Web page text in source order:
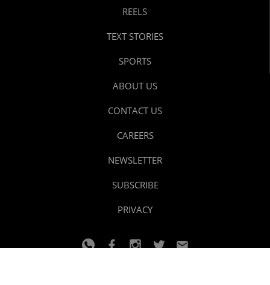
REELS
TEXT STORIES
SPORTS
ABOUT US
CONTACT US
CAREERS
NEWSLETTER
SUBSCRIBE
PRIVACY